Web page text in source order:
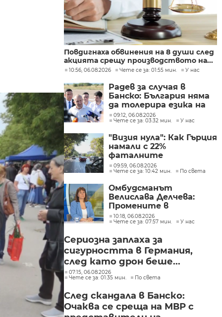
Повдигнаха обвинения на 8 души след
акцията срещу производството на...
10:56, 06.08.2026 Чете се за: 01:55 мин. У нас
Радев за случая в
Банско: България няма
да толерира езика на
омразата
09:12, 06.08.2026
Чете се за: 03:32 мин.
У нас
"Визия нула": Как Гърция
намали с 22%
фаталните
катастрофи по
пътищата в страната
09:59, 06.08.2026
Чете се за: 10:42 мин.
По света
Омбудсманът
Велислава Делчева:
Промените в
трудовото
законодателство не
през бюджета
10:18, 06.08.2026
Чете се за: 07:57 мин.
У нас
Сериозна заплаха за
сигурността в Германия,
след като дрон беше...
07:15, 06.08.2026
Чете се за: 01:35 мин.
По света
След скандала в Банско:
Очаква се среща на МВР с